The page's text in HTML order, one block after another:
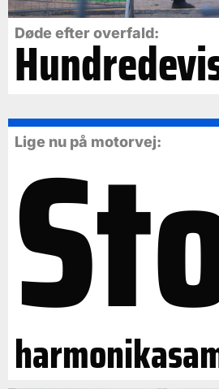
Døde efter overfald:
Lige nu på motorvej: